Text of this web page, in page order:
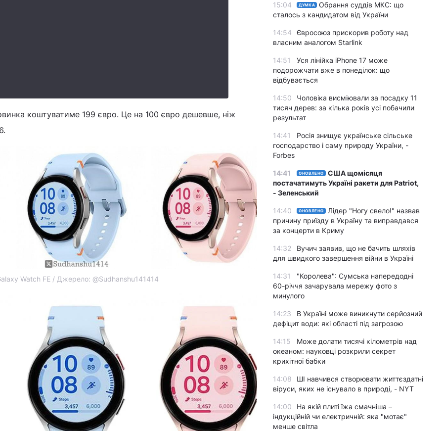
коштуватиме 199 євро. Це на 100 євро дешевше, ніж
Watch FE / Джерело: @Sudhanshu141414
15:04 ДУМКА
Обрання суддів МКС: що
сталось з кандидатом від України
14:54
Євросоюз прискорив роботу над
власним аналогом Starlink
14:51
Уся лінійка iPhone 17 може
подорожчати вже в понеділок: що
відбувається
14:50
Чоловіка висміювали за посадку 11
тисяч дерев: за кілька років усі побачили
результат
14:41
Росія знищує українське сільське
господарство і саму природу України, -
Forbes
14:41 ОНОВЛЕНО
США щомісяця
постачатимуть Україні ракети для Patriot,
- Зеленський
14:40 ОНОВЛЕНО
Лідер "Ногу свело!" назвав
причину приїзду в Україну та виправдався
за концерти в Криму
14:32
Вучич заявив, що не бачить шляхів
для швидкого завершення війни в Україні
14:31
"Королева": Сумська напередодні
60-річчя зачарувала мережу фото з
минулого
14:23
В Україні може виникнути серйозний
дефіцит води: які області під загрозою
14:15
Може долати тисячі кілометрів над
океаном: науковці розкрили секрет
крихітної бабки
14:08
ШІ навчився створювати життєздатні
віруси, яких не існувало в природі, - NYT
14:00
На якій плиті їжа смачніша –
індукційній чи електричній: яка "мотає"
менше світла